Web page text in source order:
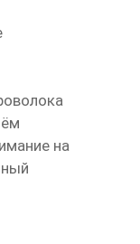
на